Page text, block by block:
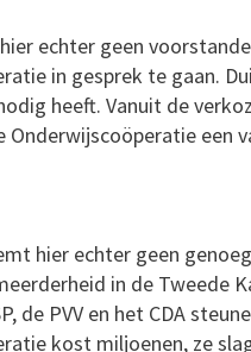
echter geen
in gesprek te gaan.
heeft. Vanuit de
Onderwijscoöperatie een
hier echter geen
in de Tweede
de PVV en het CDA
kost miljoenen, ze